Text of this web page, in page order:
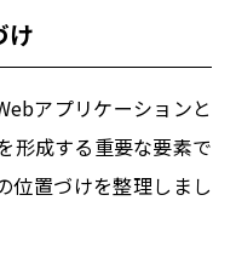
け
アプリケーションと
形成する重要な要素で
位置づけを整理しまし